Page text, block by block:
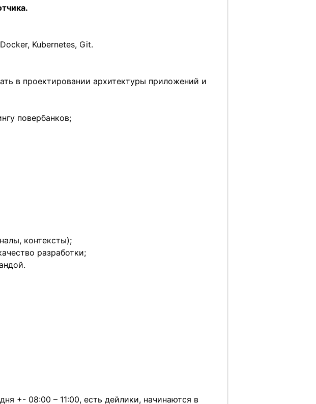
Kubernetes, Git.
в проектировании архитектуры приложений и
повербанков;
контексты);
разработки;
+- 08:00 – 11:00, есть дейлики, начинаются в